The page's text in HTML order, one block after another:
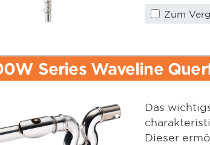
Zum
Series Waveline
Das
Dieser